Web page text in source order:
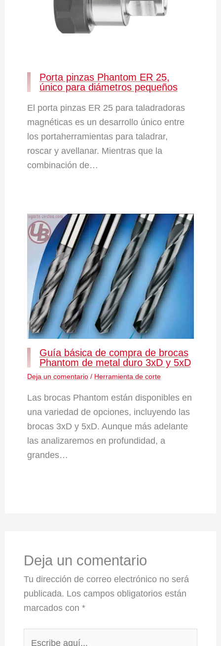
Porta pinzas Phantom ER 25,
único para diámetros pequeños
El porta pinzas ER 25 para taladradoras
magnéticas es un desarrollo único entre
los portaherramientas para taladrar,
roscar y avellanar. Mientras que la
combinación de…
Guía básica de compra de brocas
Phantom de metal duro 3xD y 5xD
Deja un comentario / Herramienta de corte
Las brocas Phantom están disponibles en
una variedad de opciones, incluyendo las
brocas 3xD y 5xD. Aunque más adelante
las analizaremos en profundidad, a
grandes…
Deja un comentario
Tu dirección de correo electrónico no será
publicada. Los campos obligatorios están
marcados con*